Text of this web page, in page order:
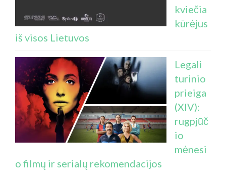
kviečia
kūrėjus
iš visos Lietuvos
Legali
turinio
prieiga
(XIV):
rugpjūč
io
mėnesi
o filmų ir serialų rekomendacijos